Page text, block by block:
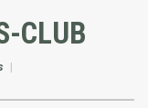
CLUB
|